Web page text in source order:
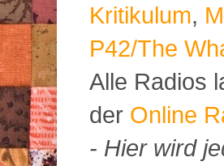
Kritikulum,
P42/The
Alle Radios
der Online
- Hier wird